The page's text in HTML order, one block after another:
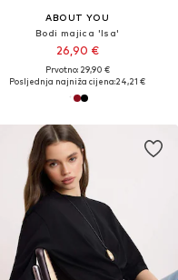
ABOUT YOU
Bodi majica 'Isa'
26,90 €
Prvotno: 29,90 €
Posljednja najniža cijena:24,21 €